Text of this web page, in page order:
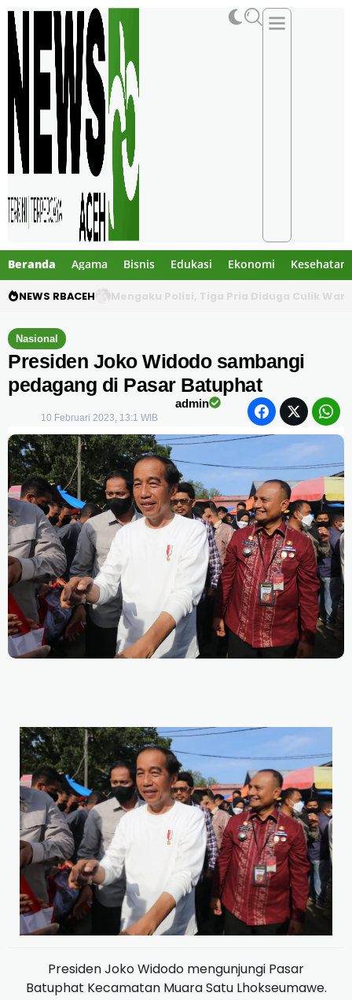
Beranda Agama Bisnis Edukasi Ekonomi Kesehatan
NEWS RBACEH Utang Rp124 Juta Berujung Dugaan
Nasional
Presiden Joko Widodo sambangi
pedagang di Pasar Batuphat
admin
10 Februari 2023, 13:1 WIB
Presiden Joko Widodo mengunjungi Pasar
Batuphat Kecamatan Muara Satu Lhokseumawe.